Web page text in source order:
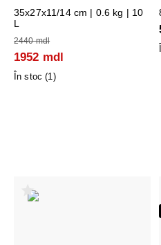
35x27x11/14 cm | 0.6 kg | 10
L
2440 mdl
1952 mdl
În stoc (1)